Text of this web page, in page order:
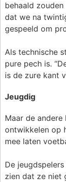
behaald
dat we na
gespeeld om
Als technische
pure pech is.
is de zure kant
Jeugdig
Maar de
ontwikkelen op
mee laten
De
zien dat ze niet